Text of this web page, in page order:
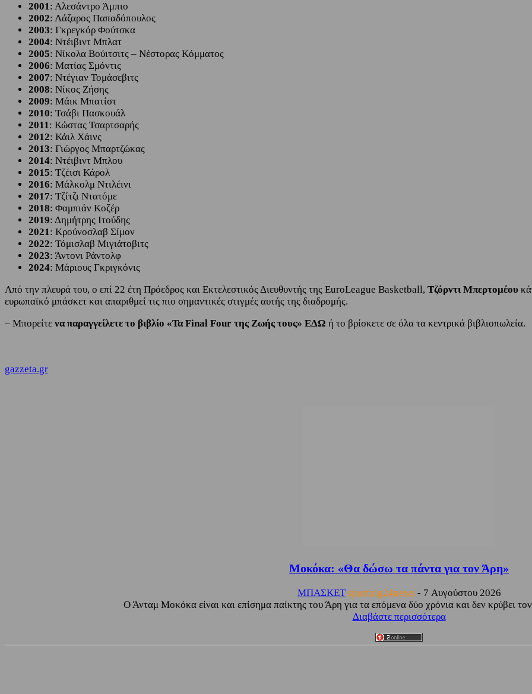
2001: Αλεσάντρο Άμπιο
2002: Λάζαρος Παπαδόπουλος
2003: Γκρεγκόρ Φούτσκα
2004: Ντέιβιντ Μπλατ
2005: Νίκολα Βούιτσιτς – Νέστορας Κόμματος
2006: Ματίας Σμόντις
2007: Ντέγιαν Τομάσεβιτς
2008: Νίκος Ζήσης
2009: Μάικ Μπατίστ
2010: Τσάβι Πασκουάλ
2011: Κώστας Τσαρτσαρής
2012: Κάιλ Χάινς
2013: Γιώργος Μπαρτζώκας
2014: Ντέιβιντ Μπλου
2015: Τζέισι Κάρολ
2016: Μάλκολμ Ντιλέινι
2017: Τζίτζι Ντατόμε
2018: Φαμπιάν Κοζέρ
2019: Δημήτρης Ιτούδης
2021: Κρούνοσλαβ Σίμον
2022: Τόμισλαβ Μιγιάτοβιτς
2023: Άντονι Ράντολφ
2024: Μάριους Γκριγκόνις
Από την πλευρά του, ο επί 22 έτη Πρόεδρος και Εκτελεστικός Διευθυντής της EuroLeague Basketball, Τζόρντι Μπερτομέου
ευρωπαϊκό μπάσκετ και απαριθμεί τις πιο σημαντικές στιγμές αυτής της διαδρομής.
– Μπορείτε να παραγγείλετε το βιβλίο «Τα Final Four της Ζωής τους» ΕΔΩ ή το βρίσκετε σε όλα τα κεντρικά βιβλιοπωλεία.
gazzeta.gr
Μοκόκα: «Θα δώσω τα πάντα για τον Άρη»
ΜΠΑΣΚΕΤ sporting24news - 7 Αυγούστου 2026
Ο Άνταμ Μοκόκα είναι και επίσημα παίκτης του Άρη για τα επόμενα δύο χρόνια και δεν κρύβει
Διαβάστε περισσότερα